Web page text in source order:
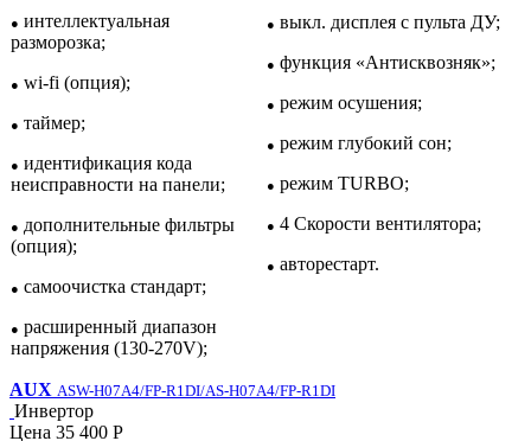
● интеллектуальная
разморозка;
● wi-fi (опция);
● таймер;
● идентификация кода
неисправности на панели;
● дополнительные фильтры
(опция);
● самоочистка стандарт;
● расширенный диапазон
напряжения (130-270V);
● выкл. дисплея с пульта ДУ;
● функция «Антисквозняк»;
● режим осушения;
● режим глубокий сон;
● режим TURBO;
● 4 Скорости вентилятора;
● авторестарт.
AUX ASW-H07A4/FP-R1DI/AS-H07A4/FP-R1DI
Инвертор
Цена 35 400 Р